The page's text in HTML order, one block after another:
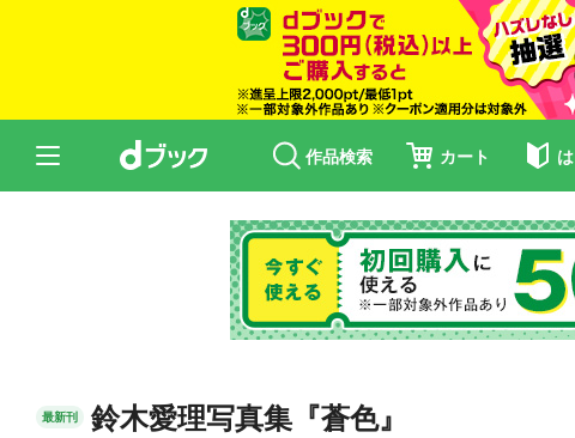
作品検索 カート
最新刊 鈴木愛理写真集『蒼色』